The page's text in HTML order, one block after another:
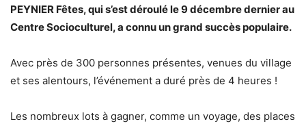
PEYNIER Fêtes, qui s’est déroulé le 9 décembre dernier au
Centre Socioculturel, a connu un grand succès populaire.
Avec près de 300 personnes présentes, venues du village
et ses alentours, l’événement a duré près de 4 heures !
Les nombreux lots à gagner, comme un voyage, des places